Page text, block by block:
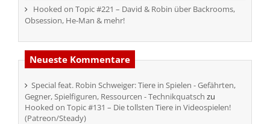
Hooked on Topic #221 – David & Robin über Backrooms,
Obsession, He-Man & mehr!
Neueste Kommentare
Special feat. Robin Schweiger: Tiere in Spielen - Gefährten,
Gegner, Spielfiguren, Ressourcen - Technikquatsch zu
Hooked on Topic #131 – Die tollsten Tiere in Videospielen!
(Patreon/Steady)